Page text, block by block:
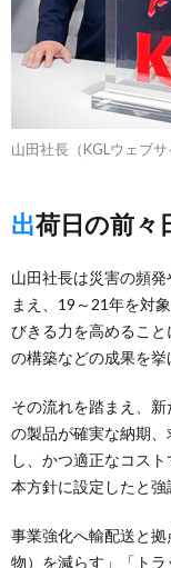
山田社長（KGLウェブサ
出荷日の前
山田社長は災害の頻
まえ、19～21年を対
びきる力を高めるこ
の構築などの成果を挙
その流れを踏まえ、
の製品が確実な納期
し、かつ適正なコス
本方針に設定したと強
事業強化へ輸配送と
物）を減らす」「ト